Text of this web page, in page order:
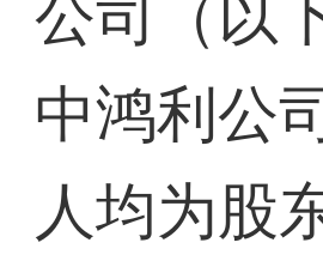
公司（以
中鸿利公
人均为股